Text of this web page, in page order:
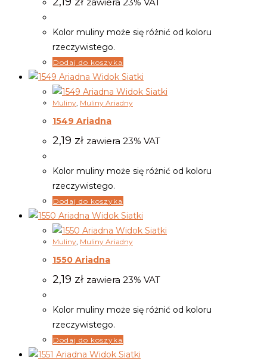
Kolor muliny może się różnić od koloru
rzeczywistego.
Dodaj do koszyka
Widok Siatki
Widok Siatki
Muliny Muliny Ariadny
1549 Ariadna
2,19 zł zawiera 23% VAT
Kolor muliny może się różnić od koloru
rzeczywistego.
Dodaj do koszyka
Widok Siatki
Widok Siatki
Muliny, Muliny Ariadny
1550 Ariadna
2,19 zł zawiera 23% VAT
Kolor muliny może się różnić od koloru
rzeczywistego.
Dodaj do koszyka
Widok Siatki